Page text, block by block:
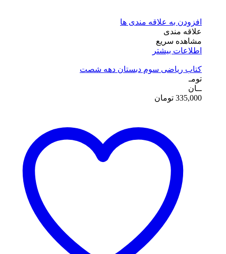
افزودن به علاقه مندی ها
علاقه مندی
مشاهده سریع
اطلاعات بیشتر
کتاب ریاضی سوم دبستان دهه شصت
تومـ
ــان
335,000 تومان